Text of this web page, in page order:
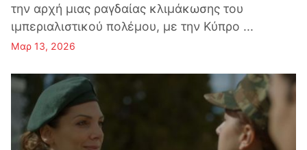
την αρχή μιας ραγδαίας κλιμάκωσης του
ιμπεριαλιστικού πολέμου, με την Κύπρο ...
Μαρ 13, 2026